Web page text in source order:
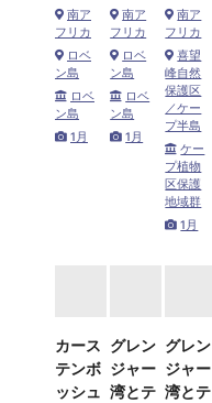
南ア
フリカ
ロベ
ン島
ロベ
ン島
1月
南ア
フリカ
ロベ
ン島
ロベ
ン島
1月
南ア
フリカ
喜望
峰自然
保護区
／ケー
プ半島
ケー
プ植物
区保護
地域群
1月
カース
テンボ
ッシュ
グレン
ジャー
湾とテ
グレン
ジャー
湾とテ